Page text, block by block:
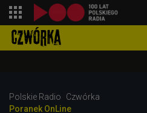
Polskie Radio
Czwórka
Poranek OnLine